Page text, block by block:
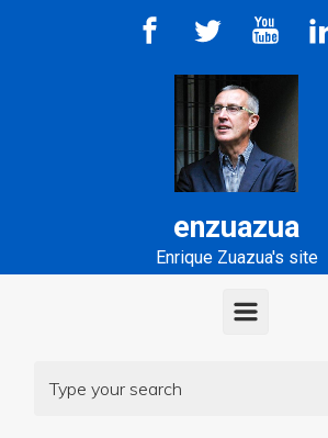
Skip to main content
enzuazua
Enrique Zuazua's site